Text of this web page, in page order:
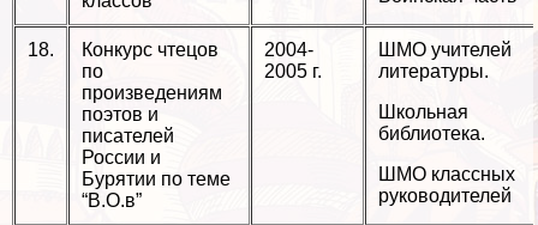
18.
Конкурс чтецов
по
произведениям
поэтов и
писателей
России и
Бурятии по теме
“В.О.в”
2004-
2005 г.
ШМО учителей
литературы.
Школьная
библиотека.
ШМО классных
руководителей